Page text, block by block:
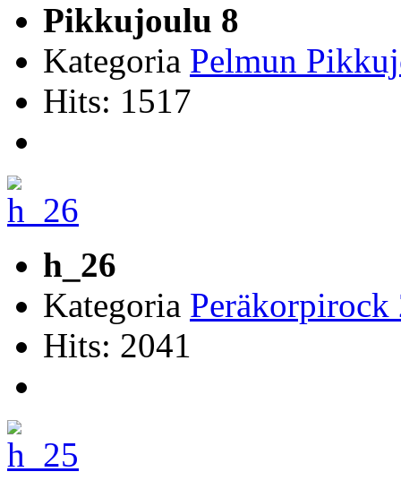
Pikkujoulu 8
Kategoria Pelmun
Hits: 1517
h_26
Kategoria
Hits: 2041